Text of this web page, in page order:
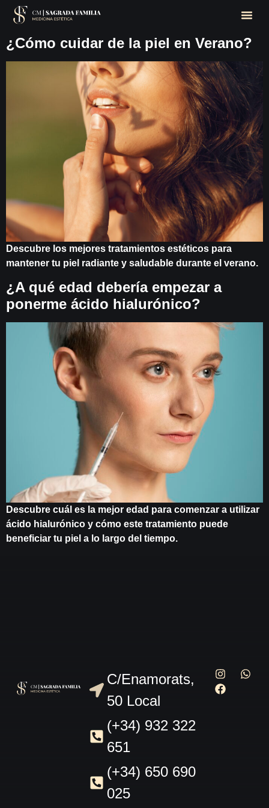
¿Cómo cuidar de la piel en Verano?
Descubre los mejores tratamientos estéticos para
mantener tu piel radiante y saludable durante el verano.
¿A qué edad debería empezar a
ponerme ácido hialurónico?
Descubre cuál es la mejor edad para comenzar a utilizar
ácido hialurónico y cómo este tratamiento puede
beneficiar tu piel a lo largo del tiempo.
C/Enamorats,
50 Local
(+34) 932 322
651
(+34) 650 690
025